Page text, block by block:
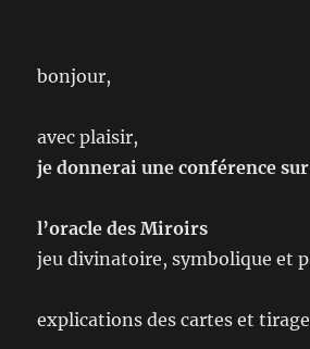
bonjour,
avec plaisir,
je donnerai une conférence sur
l’oracle des Miroirs
jeu divinatoire, symbolique et
explications des cartes et